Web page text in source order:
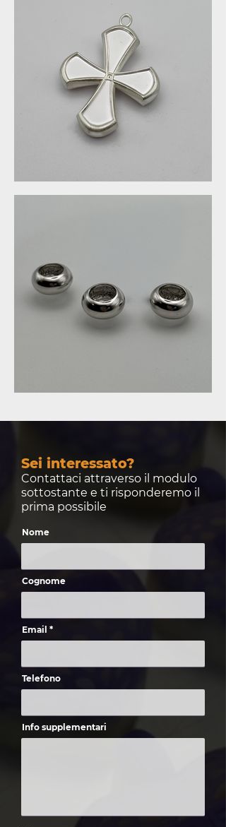
Sei interessato?
Contattaci attraverso il modulo
sottostante e ti risponderemo il
prima possibile
Nome
Cognome
Email
Telefono
Info supplementari